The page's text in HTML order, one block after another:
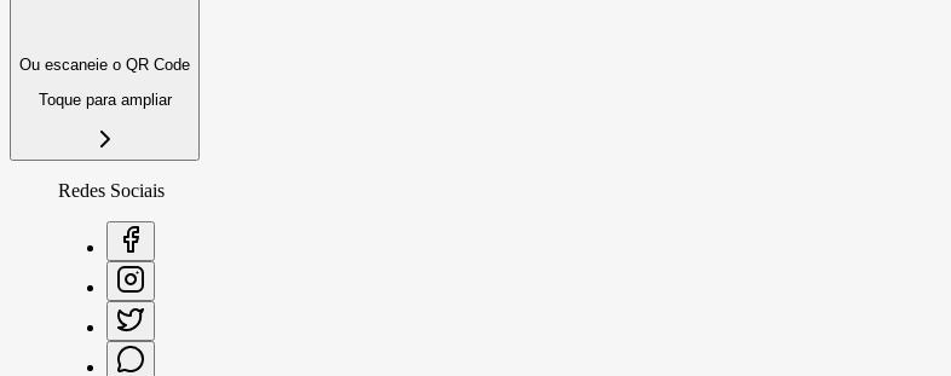
Ou escaneie o QR Code
Toque para ampliar
Redes Sociais